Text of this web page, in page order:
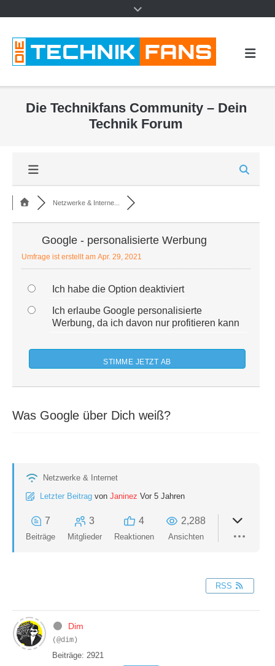
Die Technikfans Community – Dein
Technik Forum
Netzwerke & Interne...
Google - personalisierte Werbung
Umfrage ist erstellt am Apr. 29, 2021
Ich habe die Option deaktiviert
Ich erlaube Google personalisierte
Werbung, da ich davon nur profitieren kann
Was Google über Dich weiß?
Netzwerke & Internet
Letzter Beitrag von Janinez Vor 5 Jahren
7
Beiträge
3
Mitglieder
4
Reaktionen
2,288
Ansichten
RSS
Dim
(@dim)
Beiträge: 2921